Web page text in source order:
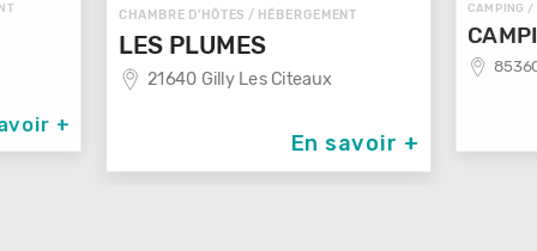
+
CHAMBRE D'HÔTES / HÉBERGEMENT
LES PLUMES
21640 Gilly Les Citeaux
En savoir +
CAMPING /